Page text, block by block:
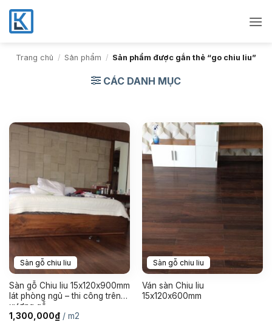
Bỏ
qua
nội
dungTrang chủ / Sản phẩm / Sản phẩm được gắn thẻ “go chiu liu”
CÁC DANH MỤC
Sàn gỗ chiu liu
Sàn gỗ Chiu liu 15x120x900mm
lát phòng ngủ – thi công trên
xương gỗ
1,300,000₫/ m2
Sàn gỗ chiu liu
Ván sàn Chiu liu
15x120x600mm